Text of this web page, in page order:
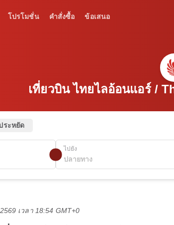
โปรโมชั่น คำสั่งซื้อ ข้อเสนอ
เที่ยวบิน ไทยไลอ้อนแอร์ /
ระหยัด
ไปยัง
เวลา 18:54 GMT+0